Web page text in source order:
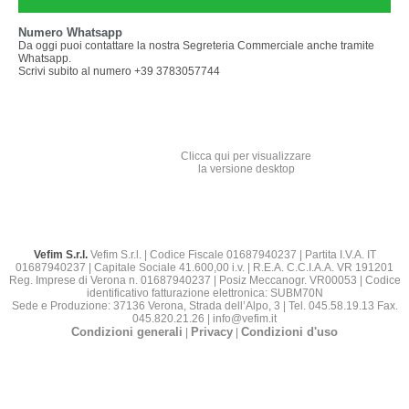
Numero Whatsapp
Da oggi puoi contattare la nostra Segreteria Commerciale anche tramite
Whatsapp.
Scrivi subito al numero +39 3783057744
Clicca qui per visualizzare
la versione desktop
Vefim S.r.l.Vefim S.r.l. | Codice Fiscale 01687940237 | Partita I.V.A. IT
01687940237 | Capitale Sociale 41.600,00 i.v. | R.E.A. C.C.I.A.A. VR 191201
Reg. Imprese di Verona n. 01687940237 | Posiz Meccanogr. VR00053 | Codice
identificativo fatturazione elettronica: SUBM70N
Sede e Produzione: 37136 Verona, Strada dell’Alpo, 3 | Tel. 045.58.19.13 Fax.
045.820.21.26 | info@vefim.it
Condizioni generali | Privacy | Condizioni d'uso